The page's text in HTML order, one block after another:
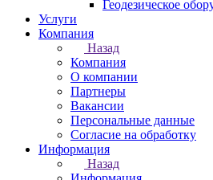
Геодезическое
Услуги
Компания
Назад
Компания
О компании
Партнеры
Вакансии
Персональные данные
Согласие на обработку
Информация
Назад